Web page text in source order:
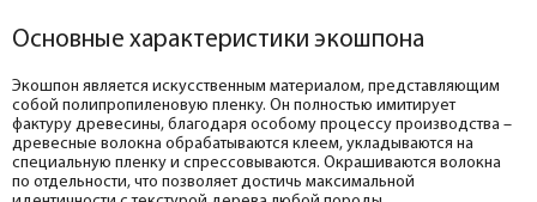
Основные характеристики экошпона
Экошпон является искусственным материалом, представляющим
собой полипропиленовую пленку. Он полностью имитирует
фактуру древесины, благодаря особому процессу производства –
древесные волокна обрабатываются клеем, укладываются на
специальную пленку и спрессовываются. Окрашиваются волокна
по отдельности, что позволяет достичь максимальной